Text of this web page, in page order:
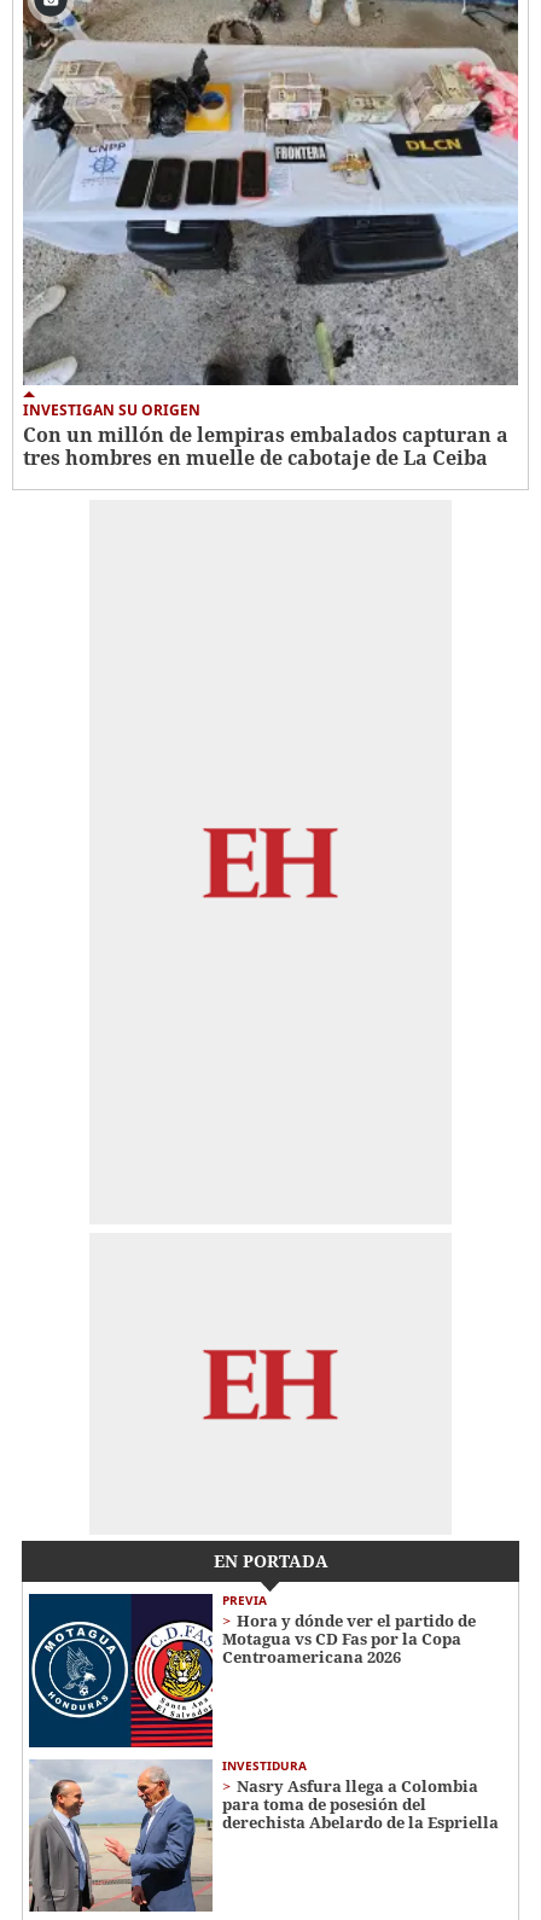
INVESTIGAN SU ORIGEN
Con un millón de lempiras embalados capturan a
tres hombres en muelle de cabotaje de La Ceiba
EN PORTADA
PREVIA
Hora y dónde ver el partido de
Motagua vs CD Fas por la Copa
Centroamericana 2026
INVESTIDURA
Nasry Asfura llega a Colombia
para toma de posesión del
derechista Abelardo de la Espriella